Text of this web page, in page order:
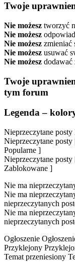
Twoje
Nie możesz tworzyć
Nie możesz
Nie możesz zmieniać
Nie możesz usuwać
Nie możesz dodawać
Twoje
tym forum
Legenda –
Nieprzeczytane posty
Nieprzeczytane
Popularne ]
Nieprzeczytane
Zablokowane ]
Nie ma
Nie ma
nieprzeczytanych
Nie ma
nieprzeczytanych
Ogłoszenie
Przyklejony
Temat przeniesiony